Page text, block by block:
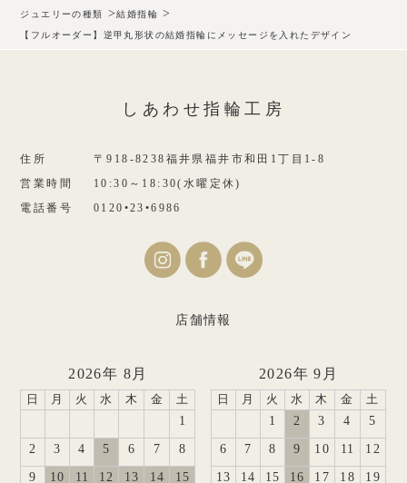
ジュエリーの種類 >結婚指輪 >
【フルオーダー】逆甲丸形状の結婚指輪にメッセージを入れたデザイン
しあわせ指輪工房
住所
〒918-8238福井県福井市和田1丁目1-8
営業時間
10:30～18:30(水曜定休)
電話番号
0120•23•6986
店舗情報
2026年 8月
日 月 火 水 木 金 土
1
2 3 4 5 6 7 8
9 10 11 12 13 14 15
2026年 9月
日 月 火 水 木 金 土
1 2 3 4 5
6 7 8 9 10 11 12
13 14 15 16 17 18 19